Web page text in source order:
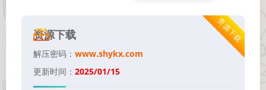
资源下载
资源下载
解压密码： www.shykx.com
更新时间： 2025/01/15